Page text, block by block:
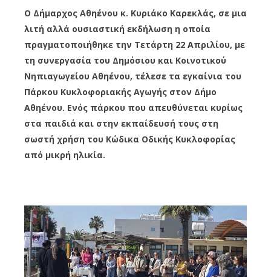
Ο Δήμαρχος Αθηένου κ. Κυριάκο Καρεκλάς, σε μια
λιτή αλλά ουσιαστική εκδήλωση η οποία
πραγματοποιήθηκε την Τετάρτη 22 Απριλίου, με
τη συνεργασία του Δημόσιου και Κοινοτικού
Νηπιαγωγείου Αθηένου, τέλεσε τα εγκαίνια του
Πάρκου Κυκλοφοριακής Αγωγής στον Δήμο
Αθηένου. Ενός πάρκου που απευθύνεται κυρίως
στα παιδιά και στην εκπαίδευσή τους στη
σωστή χρήση του Κώδικα Οδικής Κυκλοφορίας
από μικρή ηλικία.